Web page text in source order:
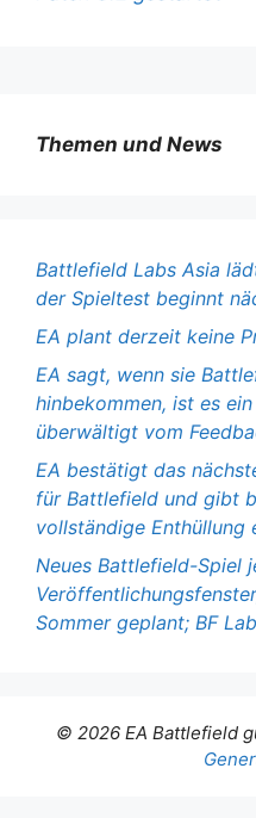
Themen und News
Battlefield Labs Asia
der Spieltest beginnt
EA plant derzeit keine
EA sagt, wenn sie
hinbekommen, ist es ein
überwältigt vom
EA bestätigt das
für Battlefield und gibt
vollständige Enthüllung
Neues Battlefield-Spiel
Sommer geplant; BF
© 2026 EA Battlefield